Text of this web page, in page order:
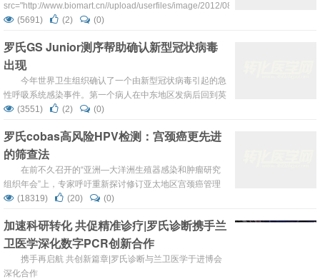
src="http://www.biomart.cn//upload/userfiles/image/2012/08/
alt="" /> ...
(5691) (2) (0)
罗氏GS Junior测序帮助确认新型冠状病毒
出现
今年世界卫生组织确认了一个由新型冠状病毒引起的急
性呼吸系统感染事件。第一个病人在中东地区发病后回到英
国后被确诊，第二起病人在沙特阿拉伯确诊。世界卫生组织
状病毒引起的其他病例。 科学家对从病例中分离出了的冠状
病毒株，利用GS Junior对其进行全基因组测序，并完成病
毒基因组的拼接，通过进一步的基因进化分析，确认了这次
感染的是一个新型的冠状病...
(3551) (2) (0)
罗氏cobas高风险HPV检测：宫颈癌更先进
的筛查法
在前不久召开的“亚洲—大洋洲生殖器感染和肿瘤研究
组织年会”上，专家呼吁重新探讨修订亚太地区宫颈癌管理
指南，以降低这一可预防的疾病居高不下的死亡率。因为时
症。若没有适当、有效的筛查方法及预防计划，至2025
年，亚洲的宫颈癌比率将会上升40%。 导致宫颈癌的首要
病因是人类乳头状瘤病毒（HPV），99％以上的宫颈癌病例
由此导致。该病毒共有14种高风...
(18319) (20) (0)
加速科研转化 共促精准诊疗|罗氏诊断携手兰
卫医学深化数字PCR创新合作
携手再启航 共创新篇章|罗氏诊断与兰卫医学于进博会
深化合作